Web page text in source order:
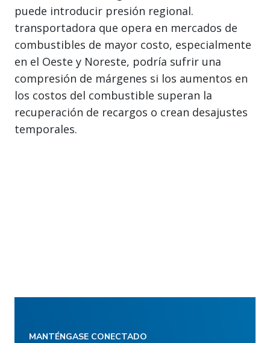
puede introducir presión regional.
transportadora que opera en mercados de
combustibles de mayor costo, especialmente
en el Oeste y Noreste, podría sufrir una
compresión de márgenes si los aumentos en
los costos del combustible superan la
recuperación de recargos o crean desajustes
temporales.
MANTÉNGASE CONECTADO